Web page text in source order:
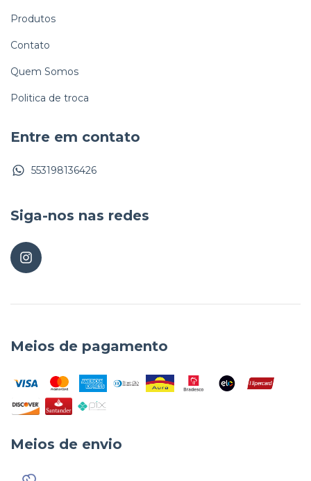
Produtos
Contato
Quem Somos
Politica de troca
Entre em contato
553198136426
Siga-nos nas redes
Meios de pagamento
Meios de envio